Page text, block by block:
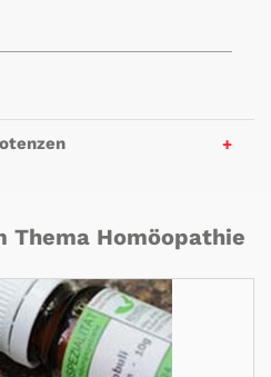
Thema Homöopathie